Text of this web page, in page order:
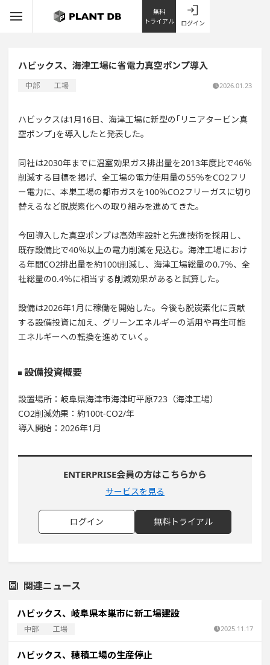
無料
トライアル
ログイン
ハビックス、海津工場に省電力真空ポンプ導入
中部 工場 2026.01.23
ハビックスは1月16日、海津工場に新型の｢リニアタービン真
空ポンプ｣を導入したと発表した。
同社は2030年までに温室効果ガス排出量を2013年度比で46％
削減する目標を掲げ、全工場の電力使用量の55％をCO2フリ
ー電力に、本巣工場の都市ガスを100％CO2フリーガスに切り
替えるなど脱炭素化への取り組みを進めてきた。
今回導入した真空ポンプは高効率設計と先進技術を採用し、
既存設備比で40％以上の電力削減を見込む。海津工場におけ
る年間CO2排出量を約100t削減し、海津工場総量の0.7％、全
社総量の0.4％に相当する削減効果があると試算した。
設備は2026年1月に稼働を開始した。今後も脱炭素化に貢献
する設備投資に加え、グリーンエネルギーの活用や再生可能
エネルギーへの転換を進めていく。
設備投資概要
設置場所：岐阜県海津市海津町平原723（海津工場）
CO2削減効果：約100t-CO2/年
導入開始：2026年1月
ENTERPRISE会員の方はこちらから
サービスを見る
ログイン 無料トライアル
関連ニュース
ハビックス、岐阜県本巣市に新工場建設
中部 工場 2025.11.17
ハビックス、穂積工場の生産停止